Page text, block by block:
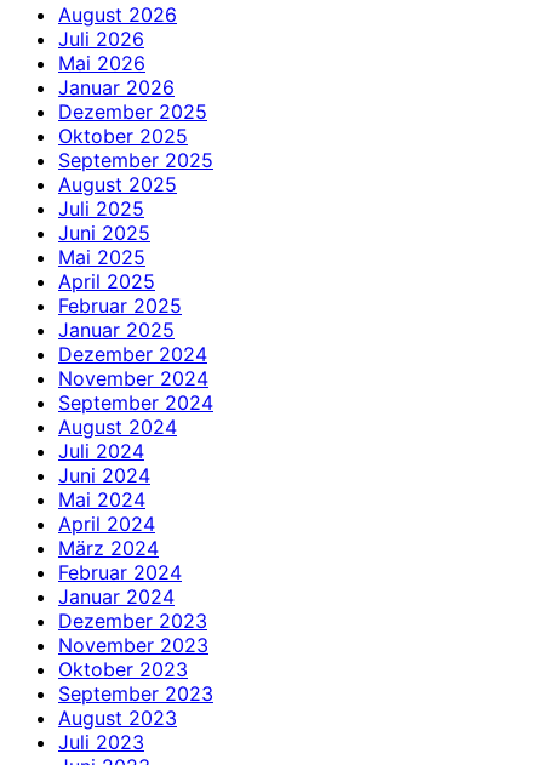
August 2026
Juli 2026
Mai 2026
Januar 2026
Dezember 2025
Oktober 2025
September 2025
August 2025
Juli 2025
Juni 2025
Mai 2025
April 2025
Februar 2025
Januar 2025
Dezember 2024
November 2024
September 2024
August 2024
Juli 2024
Juni 2024
Mai 2024
April 2024
März 2024
Februar 2024
Januar 2024
Dezember 2023
November 2023
Oktober 2023
September 2023
August 2023
Juli 2023